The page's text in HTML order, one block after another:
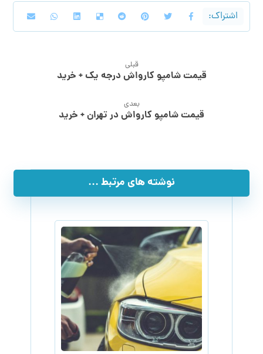
قبلی
قیمت شامپو کارواش درجه یک + خرید
بعدی
قیمت شامپو کارواش در تهران + خرید
نوشته های مرتبط ...